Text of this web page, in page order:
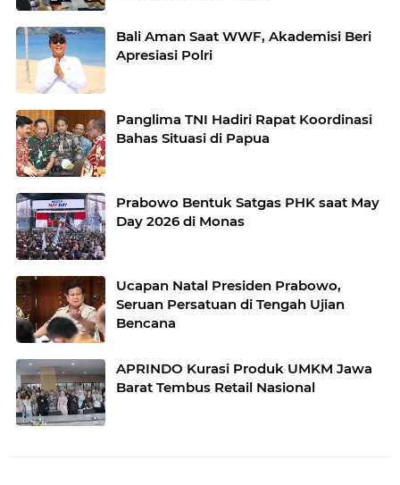
Bali Aman Saat WWF, Akademisi Beri
Apresiasi Polri
Panglima TNI Hadiri Rapat Koordinasi
Bahas Situasi di Papua
Prabowo Bentuk Satgas PHK saat May
Day 2026 di Monas
Ucapan Natal Presiden Prabowo,
Seruan Persatuan di Tengah Ujian
Bencana
APRINDO Kurasi Produk UMKM Jawa
Barat Tembus Retail Nasional